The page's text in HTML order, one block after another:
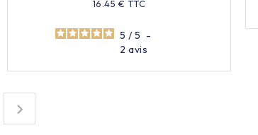
16.45 € TTC
5 / 5 -
2avis
